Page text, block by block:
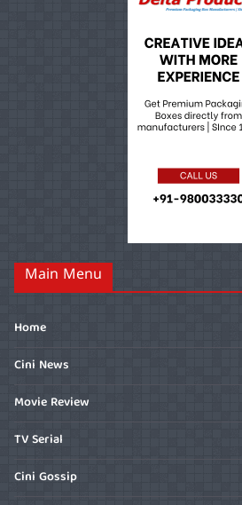
Main Menu
Home
Cini News
Movie Review
TV Serial
Cini Gossip